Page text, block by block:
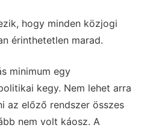
hogy minden közjogi
érinthetetlen marad.
minimum egy
kegy. Nem lehet arra
az előző rendszer összes
nem volt káosz. A